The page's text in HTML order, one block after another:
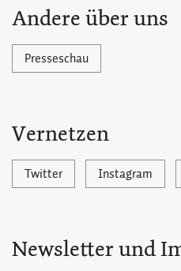
Andere über uns
Presseschau
Vernetzen
Twitter Instagram
Newsletter und